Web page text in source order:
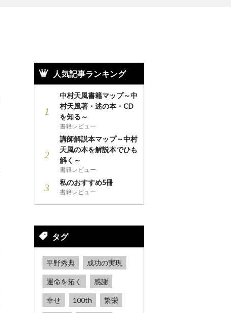
人気記事ランキング
中村天風書籍マップ～中
村天風著・述の本・CD
を知る～
書籍レビュー
講師解説本マップ～中村
天風の本を解説本でひも
解く～
書籍レビュー
私のおすすめ5冊
書籍レビュー
タグ
平野秀典 成功の実現
運命を拓く 感謝
幸せ 100th 繁栄